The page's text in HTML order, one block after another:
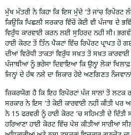
ਮੁੱਖ ਮੰਤਰੀ ਨੇ ਕਿਹਾ ਕਿ ਇਸ ਮੁੱਦੇ ‘ਤੇ ਜਾਂਚ ਰਿਪੋਰਟ
ਕਿਉਂਕਿ ਪਿਛਲੀ ਸਰਕਾਰ ਵਿੱਚੋਂ ਕੋਈ ਵੀ ਪੰਜਾਬ ਦੇ
ਵਿਰੁੱਧ ਕਾਰਵਾਈ ਕਰਨ ਲਈ ਸੁਹਿਰਦ ਨਹੀਂ ਸੀ।
ਹਾਈ ਕੋਰਟ ਤੋਂ ਤਿੰਨ ਪੈਕਟਾਂ ਵਿੱਚ ਰਿਪੋਰਟ ਪ੍ਰਾਪਤ ਹੋ
ਦੀਆਂ ਵਿਰੋਧੀ ਤਾਕਤਾਂ ਵਿਰੁੱਧ ਸਖ਼ਤ ਤੋਂ ਸਖ਼ਤ ਕਾਰਵਾਈ
ਪੰਜਾਬੀਆਂ ਨੂੰ ਭਰੋਸਾ ਦਿਵਾਇਆ ਕਿ ਉਨ੍ਹਾਂ ਲੋਕਾਂ ਖਿਲਾਫ਼
ਜਿਨ੍ਹਾਂ ਦੇ ਹੱਥ ਨਸ਼ੇ ਦਾ ਸ਼ਿਕਾਰ ਹੋਏ ਅਣਗਿਣਤ
ਜ਼ਿਕਰਯੋਗ ਹੈ ਕਿ ਇਹ ਰਿਪੋਰਟਾਂ ਪੰਜ ਸਾਲਾਂ ਤੋਂ ਲਟਕ
ਸਰਕਾਰ ਨੇ ਇਸ ‘ਤੇ ਕੋਈ ਕਾਰਵਾਈ ਨਹੀਂ ਕੀਤੀ ਪਰ
ਨੇ 15 ਫਰਵਰੀ ਨੂੰ ਹਾਈ ਕੋਰਟ ‘ਚ ਸਹਿਮਤੀ ਦੇ ਦਿੱਤੀ
ਹਰਿਆਣਾ ਹਾਈ ਕੋਰਟ ਵਿੱਚ ਪੇਸ਼ ਕੀਤੀਆਂ ਸਾਰੀਆਂ